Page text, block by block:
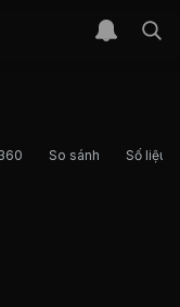
So sánh Số liệu